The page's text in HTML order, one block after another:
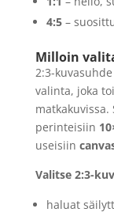
4:5–
Milloin
2:3-
valinta, joka
perinteisiin
useisiin
Valitse 2:3-
haluat